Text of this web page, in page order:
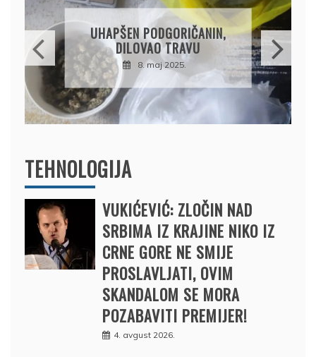
DRŽAVLJANIN RUSIJE
OSUMNJIČEN DA JE
PRODAO TUĐI BMW,
DRŽAVU NAPUSTIO
BRODOM
12. februar 2025.
TEHNOLOGIJA
VUKIĆEVIĆ: ZLOČIN NAD
SRBIMA IZ KRAJINE NIKO IZ
CRNE GORE NE SMIJE
PROSLAVLJATI, OVIM
SKANDALOM SE MORA
POZABAVITI PREMIJER!
4. avgust 2026.